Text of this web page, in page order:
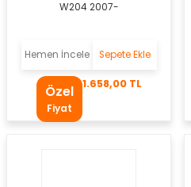
W204 2007-
Hemen İncele Sepete Ekle
Özel
Fiyat
1.658,00 TL